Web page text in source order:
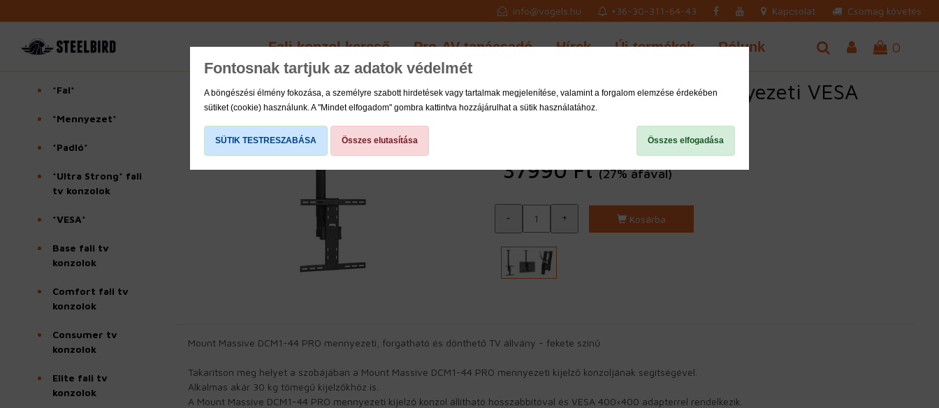
Fontosnak tartjuk az adatok védelmét
A böngészési élmény fokozása, a személyre szabott hirdetések vagy tartalmak megjelenítése, valamint a forgalom elemzése érdekében
sütiket (cookie) használunk. A "Mindet elfogadom" gombra kattintva hozzájárulhat a sütik használatához.
SÜTIK TESTRESZABÁSA Összes elutasítása Összes elfogadása
info@vogels.hu +36-30-311-64-43 Kapcsolat Csomag követés
Fali konzol kereső Pro-AV tanácsadó Hírek Új termékek Rólunk 0
*Fal*
*Mennyezet*
*Padló*
*Ultra Strong* fali
tv konzolok
*VESA*
Base fali tv
konzolok
Comfort fali tv
konzolok
Consumer tv
konzolok
Elite fali tv
konzolok
DCM1-44 TV konzol Mennyezeti VESA
400x400 Mount Massive
37990 Ft(27% áfával)
- + Kosárba
Mount Massive DCM1-44 PRO mennyezeti, forgatható és dönthető TV állvány - fekete színű
Takarítson meg helyet a szobájában a Mount Massive DCM1-44 PRO mennyezeti kijelző konzoljának segítségével.
Alkalmas akár 30 kg tömegű kijelzőkhöz is.
A Mount Massive DCM1-44 PRO mennyezeti kijelző konzol állítható hosszabbítóval és VESA 400×400 adapterrel rendelkezik.